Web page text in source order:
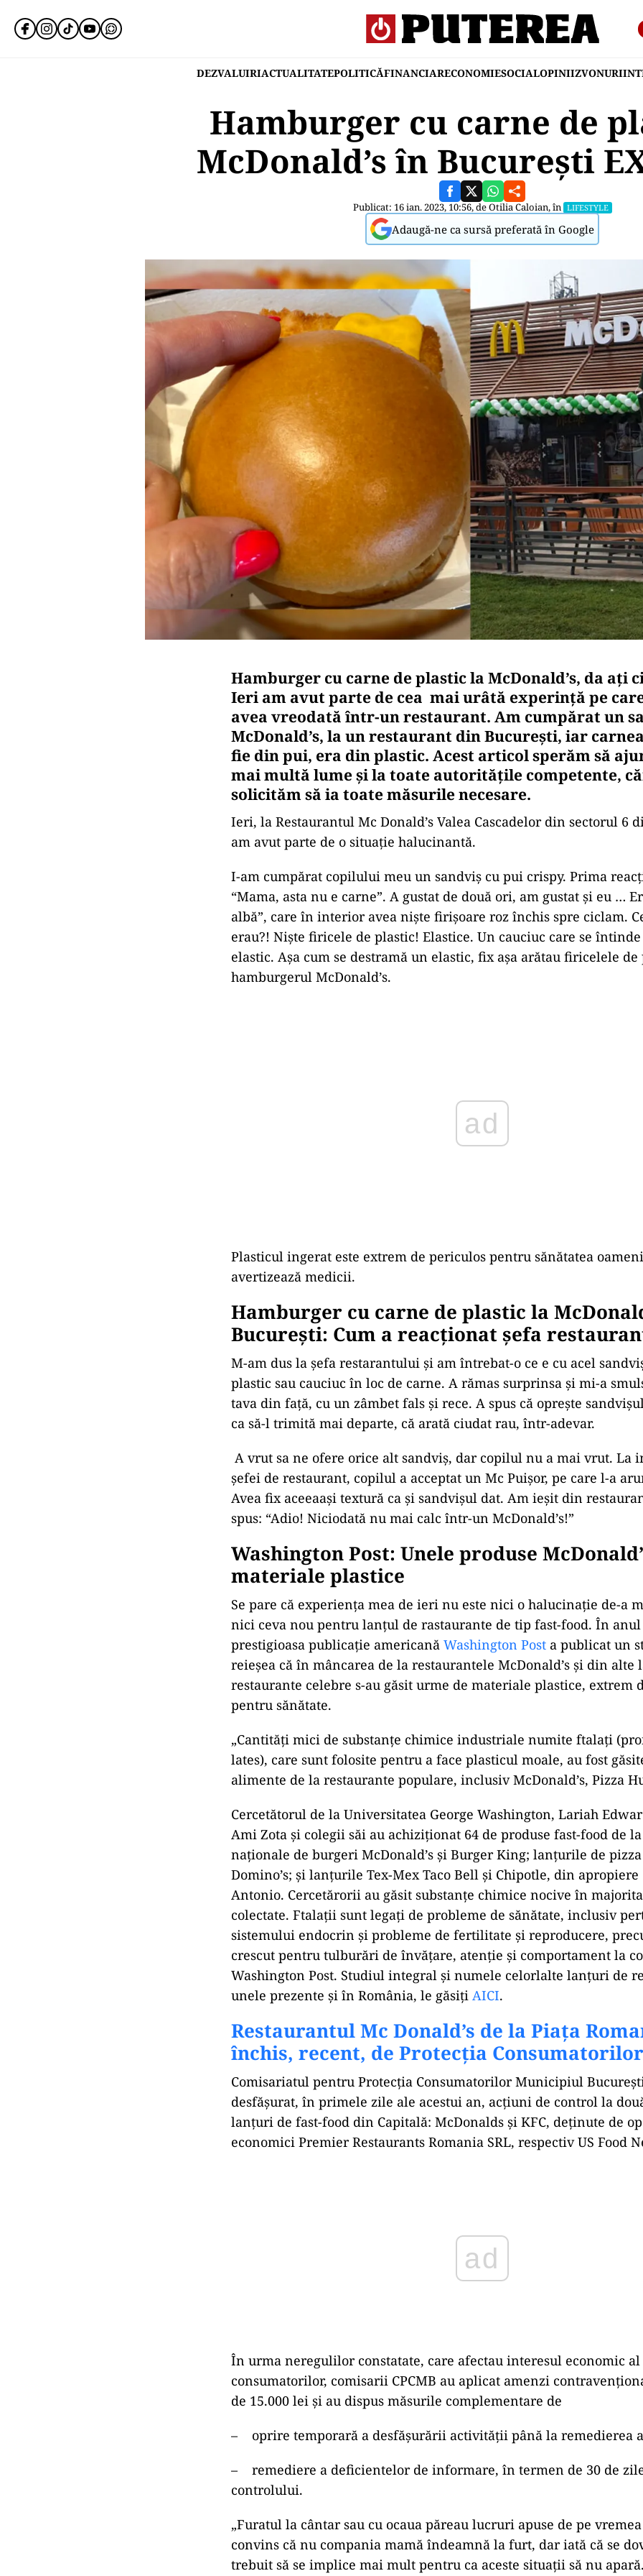
DEZVALUIRIACTUALITATEPOLITICĂFINANCIARECONOMIESOCIALOPINIIZVONURI
Hamburger cu carne de
McDonald’s în București
Publicat: 16 ian. 2023, 10:56, deOtilia Caloian, în LIFESTYLE
Adaugă-ne ca sursă preferată în Google
Hamburger cu carne de plastic la McDonald’s, da ați
Ieri am avut parte de cea mai urâtă experință pe
avea vreodată într-un restaurant. Am cumpărat un
McDonald’s, la un restaurant din București, iar
fie din pui, era din plastic. Acest articol sperăm să
mai multă lume și la toate autoritățile competente,
solicităm să ia toate măsurile necesare.
Ieri, la Restaurantul Mc Donald’s Valea Cascadelor din sectorul 6
am avut parte de o situație halucinantă.
I-am cumpărat copilului meu un sandviș cu pui crispy. Prima
“Mama, asta nu e carne”. A gustat de două ori, am gustat și eu …
albă”, care în interior avea niște firișoare roz închis spre ciclam.
erau?! Niște firicele de plastic! Elastice. Un cauciuc care se
elastic. Așa cum se destramă un elastic, fix așa arătau firicelele
hamburgerul McDonald’s.
Plasticul ingerat este extrem de periculos pentru sănătatea
avertizează medicii.
Hamburger cu carne de plastic la
București: Cum a reacționat șefa
M-am dus la șefa restarantului și am întrebat-o ce e cu acel
plastic sau cauciuc în loc de carne. A rămas surprinsa și mi-a
tava din față, cu un zâmbet fals și rece. A spus că oprește
ca să-l trimită mai departe, că arată ciudat rau, într-adevar.
A vrut sa ne ofere orice alt sandviș, dar copilul nu a mai vrut. La
șefei de restaurant, copilul a acceptat un Mc Puișor, pe care l-a
Avea fix aceeaași textură ca și sandvișul dat. Am ieșit din
spus: “Adio! Niciodată nu mai calc într-un McDonald’s!”
Washington Post: Unele produse
materiale plastice
Se pare că experiența mea de ieri nu este nici o halucinație de-a
nici ceva nou pentru lanțul de rastaurante de tip fast-food. În anul
prestigioasa publicație americană Washington Post a publicat un
reieșea că în mâncarea de la restaurantele McDonald’s și din alte
restaurante celebre s-au găsit urme de materiale plastice, extrem
pentru sănătate.
„Cantități mici de substanțe chimice industriale numite ftalați
lates), care sunt folosite pentru a face plasticul moale, au fost
alimente de la restaurante populare, inclusiv McDonald’s, Pizza
Cercetătorul de la Universitatea George Washington, Lariah
Ami Zota și colegii săi au achiziționat 64 de produse fast-food de
naționale de burgeri McDonald’s și Burger King; lanțurile de
Domino’s; și lanțurile Tex-Mex Taco Bell și Chipotle, din apropiere
Antonio. Cercetărorii au găsit substanțe chimice nocive în
colectate. Ftalații sunt legați de probleme de sănătate, inclusiv
sistemului endocrin și probleme de fertilitate și reproducere,
crescut pentru tulburări de învățare, atenție și comportament la
Washington Post. Studiul integral și numele celorlalte lanțuri de
unele prezente și în România, le găsiți AICI.
Restaurantul Mc Donald’s de la Piața
închis, recent, de Protecția Consumatorilor
Comisariatul pentru Protecția Consumatorilor Municipiul București
desfășurat, în primele zile ale acestui an, acțiuni de control la
lanțuri de fast-food din Capitală: McDonalds și KFC, deținute de
economici Premier Restaurants Romania SRL, respectiv US Food
ad
În urma neregulilor constatate, care afectau interesul economic al
consumatorilor, comisarii CPCMB au aplicat amenzi
de 15.000 lei și au dispus măsurile complementare de
– oprire temporară a desfășurării activității până la remedierea
– remediere a deficientelor de informare, în termen de 30 de
controlului.
„Furatul la cântar sau cu ocaua păreau lucruri apuse de pe
convins că nu compania mamă îndeamnă la furt, dar iată că se
trebuit să se implice mai mult pentru ca aceste situații să nu